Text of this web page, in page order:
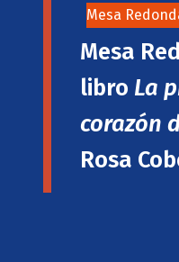
Mesa
Mesa
libro La
corazón
Rosa